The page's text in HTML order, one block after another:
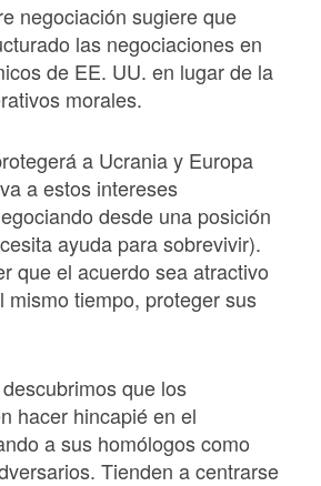
negociación sugiere que
las negociaciones en
de EE. UU. en lugar de la
morales.
a Ucrania y Europa
a estos intereses
desde una posición
ayuda para sobrevivir).
que el acuerdo sea atractivo
tiempo, proteger sus
que los
hacer hincapié en el
a sus homólogos como
Tienden a centrarse